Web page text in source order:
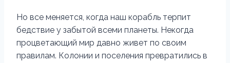
Но все меняется, когда наш корабль терпит
бедствие у забытой всеми планеты. Некогда
процветающий мир давно живет по своим
правилам. Колонии и поселения превратились в